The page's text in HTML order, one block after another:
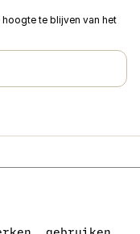
te blijven van het
van de
onder nummer